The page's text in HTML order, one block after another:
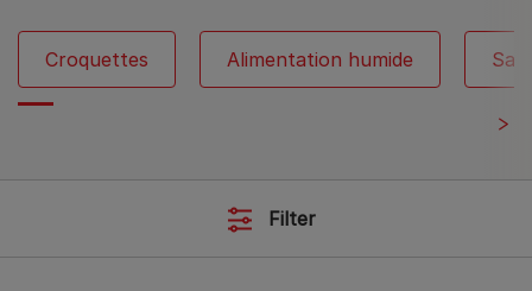
Croquettes Alimentation humide
Filter